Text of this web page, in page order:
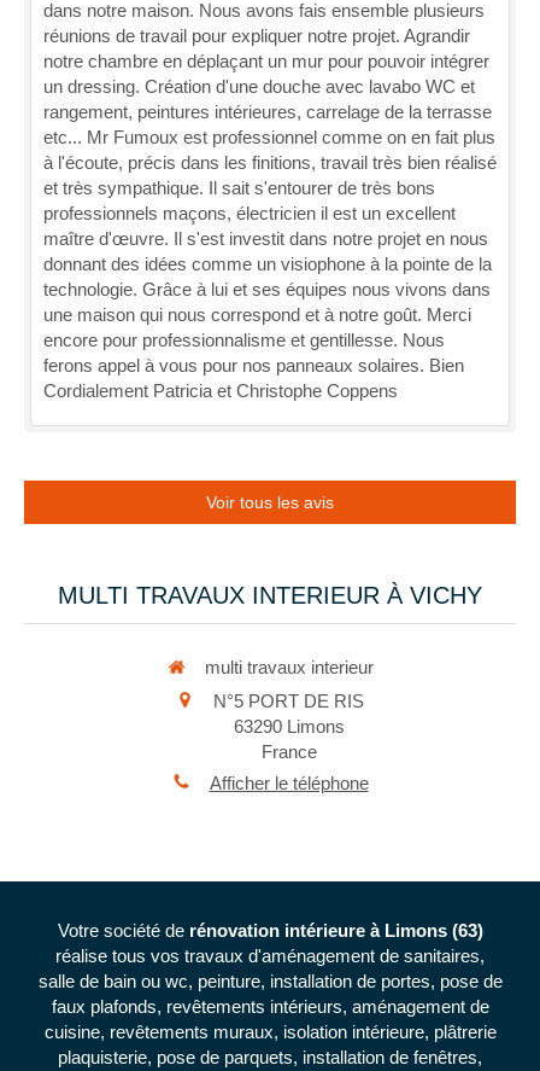
dans notre maison. Nous avons fais ensemble plusieurs
réunions de travail pour expliquer notre projet. Agrandir
notre chambre en déplaçant un mur pour pouvoir intégrer
un dressing. Création d'une douche avec lavabo WC et
rangement, peintures intérieures, carrelage de la terrasse
etc... Mr Fumoux est professionnel comme on en fait plus
à l'écoute, précis dans les finitions, travail très bien réalisé
et très sympathique. Il sait s'entourer de très bons
professionnels maçons, électricien il est un excellent
maître d'œuvre. Il s'est investit dans notre projet en nous
donnant des idées comme un visiophone à la pointe de la
technologie. Grâce à lui et ses équipes nous vivons dans
une maison qui nous correspond et à notre goût. Merci
encore pour professionnalisme et gentillesse. Nous
ferons appel à vous pour nos panneaux solaires. Bien
Cordialement Patricia et Christophe Coppens
Voir tous les avis
MULTI TRAVAUX INTERIEUR À VICHY
multi travaux interieur
N°5 PORT DE RIS
63290 Limons
France
Afficher le téléphone
Votre société de rénovation intérieure à Limons (63)
réalise tous vos travaux d'aménagement de sanitaires,
salle de bain ou wc, peinture, installation de portes, pose de
faux plafonds, revêtements intérieurs, aménagement de
cuisine, revêtements muraux, isolation intérieure, plâtrerie
plaquisterie, pose de parquets, installation de fenêtres,